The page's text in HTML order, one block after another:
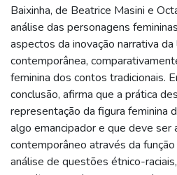
Baixinha, de Beatrice Masini e
análise das personagens
aspectos da inovação narrativa
contemporânea,
feminina dos contos tradicionais.
conclusão, afirma que a prática
representação da figura feminina
algo emancipador e que deve
contemporâneo através da
análise de questões étnico-